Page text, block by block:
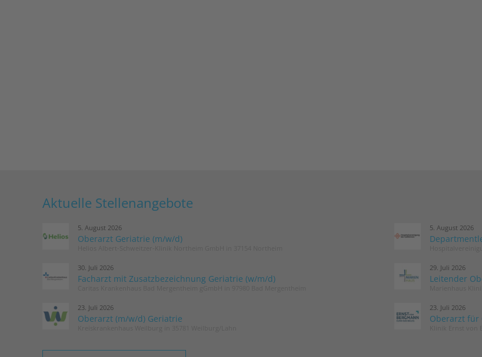
Aktuelle Stellenangebote
5. August 2026
Oberarzt Geriatrie (m/w/d)
5. August 2026
30. Juli 2026
Facharzt mit Zusatzbezeichnung Geriatrie (w/m/d)
29. Juli 2026
Leitender
23. Juli 2026
Oberarzt (m/w/d) Geriatrie
23. Juli 2026
Oberarzt für